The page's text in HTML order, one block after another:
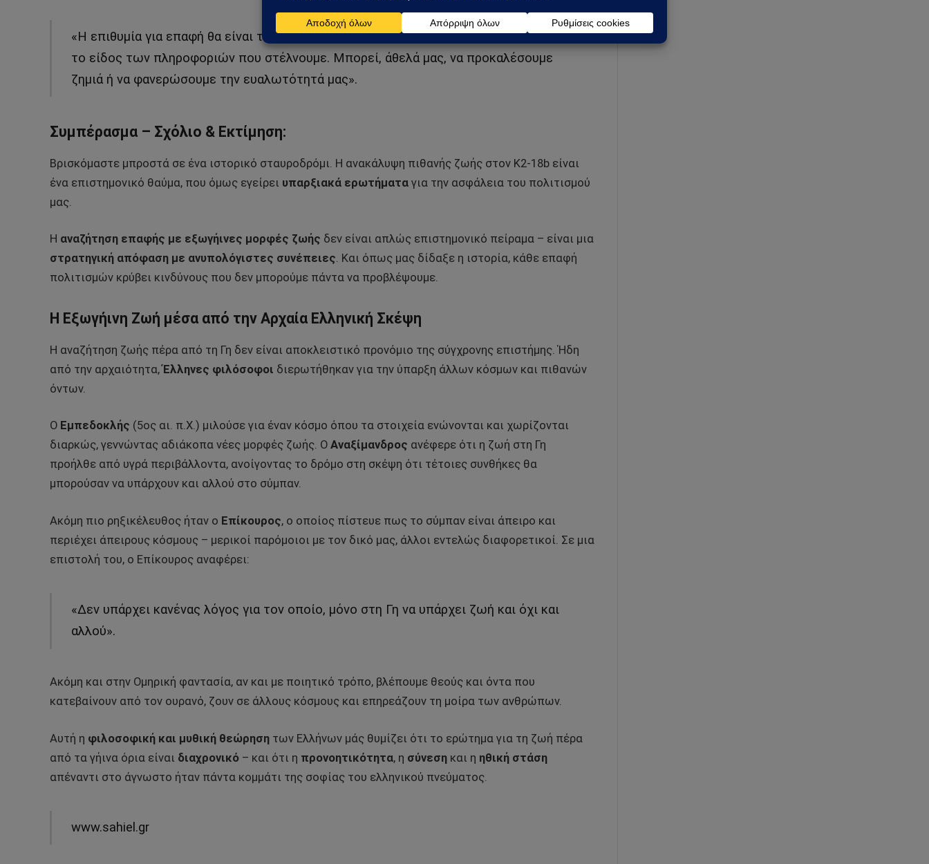
«Η επιθυμία για επαφή θα είναι τεράστια – αλλά πρέπει να είμαστε προσεκτικοί με
το είδος των πληροφοριών που στέλνουμε. Μπορεί, άθελά μας, να προκαλέσουμε
ζημιά ή να φανερώσουμε την ευαλωτότητά μας».
Συμπέρασμα – Σχόλιο & Εκτίμηση:
Βρισκόμαστε μπροστά σε ένα ιστορικό σταυροδρόμι. Η ανακάλυψη πιθανής ζωής στον K2-18b είναι
ένα επιστημονικό θαύμα, που όμως εγείρει υπαρξιακά ερωτήματα για την ασφάλεια του πολιτισμού
μας.
Η αναζήτηση επαφής με εξωγήινες μορφές ζωής δεν είναι απλώς επιστημονικό πείραμα – είναι μια
στρατηγική απόφαση με ανυπολόγιστες συνέπειες. Και όπως μας δίδαξε η ιστορία, κάθε επαφή
πολιτισμών κρύβει κινδύνους που δεν μπορούμε πάντα να προβλέψουμε.
Η Εξωγήινη Ζωή μέσα από την Αρχαία Ελληνική Σκέψη
Η αναζήτηση ζωής πέρα από τη Γη δεν είναι αποκλειστικό προνόμιο της σύγχρονης επιστήμης. Ήδη
από την αρχαιότητα,Έλληνες φιλόσοφοι διερωτήθηκαν για την ύπαρξη άλλων κόσμων και πιθανών
όντων.
Ο Εμπεδοκλής (5ος αι. π.Χ.) μιλούσε για έναν κόσμο όπου τα στοιχεία ενώνονται και χωρίζονται
διαρκώς, γεννώντας αδιάκοπα νέες μορφές ζωής. Ο Αναξίμανδρος ανέφερε ότι η ζωή στη Γη
προήλθε από υγρά περιβάλλοντα, ανοίγοντας το δρόμο στη σκέψη ότι τέτοιες συνθήκες θα
μπορούσαν να υπάρχουν και αλλού στο σύμπαν.
Ακόμη πιο ρηξικέλευθος ήταν ο Επίκουρος, ο οποίος πίστευε πως το σύμπαν είναι άπειρο και
περιέχει άπειρους κόσμους – μερικοί παρόμοιοι με τον δικό μας, άλλοι εντελώς διαφορετικοί. Σε μια
επιστολή του, ο Επίκουρος αναφέρει:
«Δεν υπάρχει κανένας λόγος για τον οποίο, μόνο στη Γη να υπάρχει ζωή και όχι και
αλλού».
Ακόμη και στην Ομηρική φαντασία, αν και με ποιητικό τρόπο, βλέπουμε θεούς και όντα που
κατεβαίνουν από τον ουρανό, ζουν σε άλλους κόσμους και επηρεάζουν τη μοίρα των ανθρώπων.
Αυτή η φιλοσοφική και μυθική θεώρηση των Ελλήνων μάς θυμίζει ότι το ερώτημα για τη ζωή πέρα
από τα γήινα όρια είναι διαχρονικό – και ότι η προνοητικότητα, η σύνεση και η ηθική στάση
απέναντι στο άγνωστο ήταν πάντα κομμάτι της σοφίας του ελληνικού πνεύματος.
www.sahiel.gr